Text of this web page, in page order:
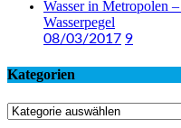
Wasser in Metropolen
Wasserpegel
08/03/2017 9
Kategorien
Kategorien